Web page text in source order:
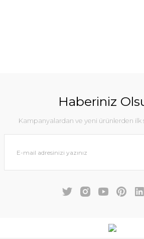
Haberiniz
Kampanyalardan ve yeni ürünlerden ilk